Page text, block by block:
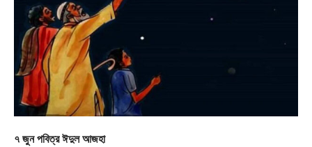
৭ জুন পবিত্র ঈদুল আজহা